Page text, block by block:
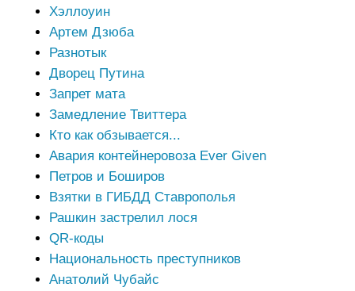
Хэллоуин
Артем Дзюба
Разнотык
Дворец Путина
Запрет мата
Замедление Твиттера
Кто как обзывается...
Авария контейнеровоза Ever Given
Петров и Боширов
Взятки в ГИБДД Ставрополья
Рашкин застрелил лося
QR-коды
Национальность преступников
Анатолий Чубайс